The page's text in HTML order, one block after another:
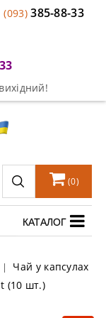
(093)385-88-33
(0)
КАТАЛОГ
Чай у капсулах
(10 шт.)